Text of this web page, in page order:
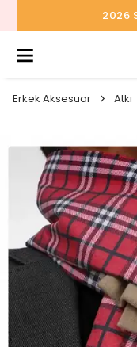
2026
Erkek Aksesuar Atkı